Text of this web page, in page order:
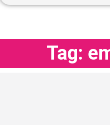
Tag: